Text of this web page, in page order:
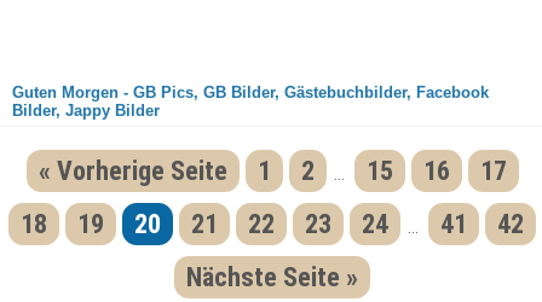
Guten Morgen - GB Pics, GB Bilder, Gästebuchbilder, Facebook
Bilder, Jappy Bilder
« Vorherige Seite 1 2 15 16
17
18
19 20 21 22 23 24 41
42
Nächste Seite »